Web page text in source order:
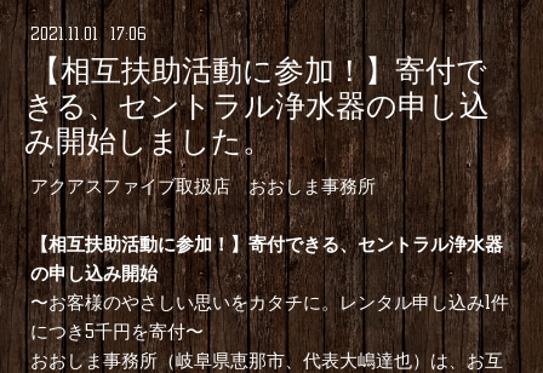
2021.11 01 17:06
【相互扶助活動に参加！】寄付で
きる、セントラル浄水器の申し込
み開始しました。
アクアスファイブ取扱店 おおしま事務所
【相互扶助活動に参加！】寄付できる、セントラル浄水器
の申し込み開始
〜お客様のやさしい思いをカタチに。レンタル申し込み1件
につき5千円を寄付〜
おおしま事務所（岐阜県恵那市、代表大嶋達也）は、お互